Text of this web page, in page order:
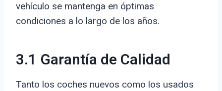
vehículo se mantenga en óptimas
condiciones a lo largo de los años.
3.1 Garantía de Calidad
Tanto los coches nuevos como los usados